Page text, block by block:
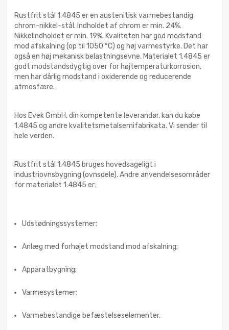
Rustfrit stål 1.4845 er en austenitisk varmebestandig
chrom-nikkel-stål. Indholdet af chrom er min. 24%.
Nikkelindholdet er min. 19%. Kvaliteten har god modstand
mod afskalning (op til 1050 °C) og høj varmestyrke. Det har
også en høj mekanisk belastningsevne. Materialet 1.4845 er
godt modstandsdygtig over for højtemperaturkorrosion,
men har dårlig modstand i oxiderende og reducerende
atmosfære.
Hos Evek GmbH, din kompetente leverandør, kan du købe
1.4845 og andre kvalitetsmetalsemifabrikata. Vi sender til
hele verden.
Rustfrit stål 1.4845 bruges hovedsageligt i
industriovnsbygning (ovnsdele). Andre anvendelsesområder
for materialet 1.4845 er:
Udstødningssystemer;
Anlæg med forhøjet modstand mod afskalning;
Apparatbygning;
Varmesystemer;
Varmebestandige befæstelseselementer.